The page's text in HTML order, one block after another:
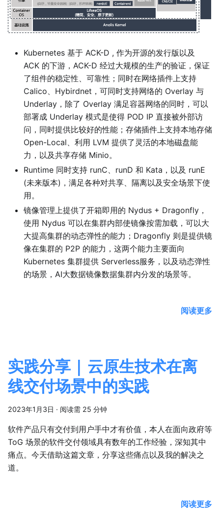
Kubernetes 基于 ACK-D , 作为开源的发行版以及
ACK 的下游，ACK-D 经过大规模的生产的验证，保证
了组件的稳定性、可靠性；同时在网络插件上支持
Calico、Hybirdnet，可同时支持网络的 Overlay 与
Underlay，除了 Overlay 满足容器网络的同时，可以
部署成 Underlay 模式是使得 POD IP 直接被外部访
问，同时提供比较好的性能；存储插件上支持本地存储
Open-Local、利用 LVM 提供了灵活的本地磁盘能
力，以及共享存储 Minio。
Runtime 同时支持 runC、runD 和 Kata，以及 runE
(未来版本)，满足各种对共享、隔离以及安全场景下使
用。
镜像管理上提供了开箱即用的 Nydus + Dragonfly，
使用 Nydus 可以在集群内部使镜像按需加载，可以大
大提高集群的动态弹性的能力；Dragonfly 则是提供镜
像在集群的 P2P 的能力，这两个能力主要面向
Kubernetes 集群提供 Serverless服务，以及动态弹性
的场景，AI大数据镜像数据集群内分发的场景等。
阅读更多
实践分享 | 云原生技术在离
线交付场景中的实践
2023年1月3日 · 阅读需 25 分钟
软件产品只有交付到用户手中才有价值，本人在面向政府等
ToG 场景的软件交付领域具有数年的工作经验，深知其中
痛点。今天借助这篇文章，分享这些痛点以及我的解决之
道。
阅读更多